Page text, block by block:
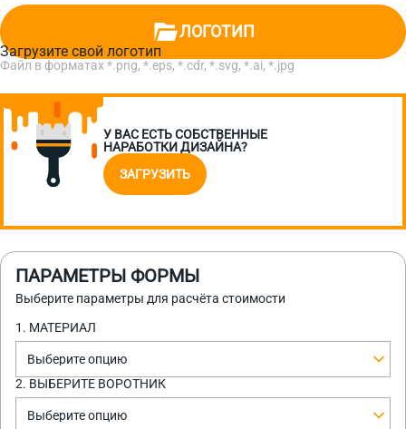
ЛОГОТИП
Загрузите свой логотип
Файл в форматах *.png, *.eps, *.cdr, *.svg, *.ai, *.jpg
У ВАС ЕСТЬ СОБСТВЕННЫЕ
НАРАБОТКИ ДИЗАЙНА?
ЗАГРУЗИТЬ
ПАРАМЕТРЫ ФОРМЫ
Выберите параметры для расчёта стоимости
1. МАТЕРИАЛ
Выберите опцию
2. ВЫБЕРИТЕ ВОРОТНИК
Выберите опцию